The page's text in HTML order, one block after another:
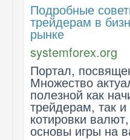
Подробные
трейдерам в
рынке
systemforex.org
Портал,
Множество
полезной как
трейдерам, так
котировки
основы игры на